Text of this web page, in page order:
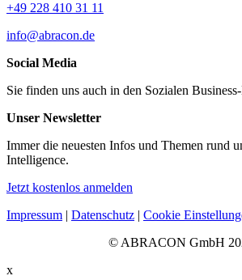
+49 228 410 31 11
info@abracon.de
Social Media
Sie finden uns auch in den Sozialen
Unser Newsletter
Immer die neuesten Infos und Themen rund
Intelligence.
Jetzt kostenlos anmelden
Impressum | Datenschutz | Cookie
© ABRACON GmbH
x